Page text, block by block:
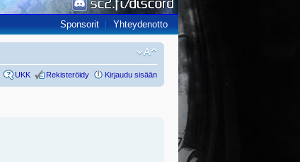
Sponsorit Yhteydenotto
UKK Rekisteröidy Kirjaudu sisään